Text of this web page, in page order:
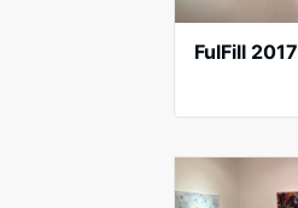
FulFill 2017